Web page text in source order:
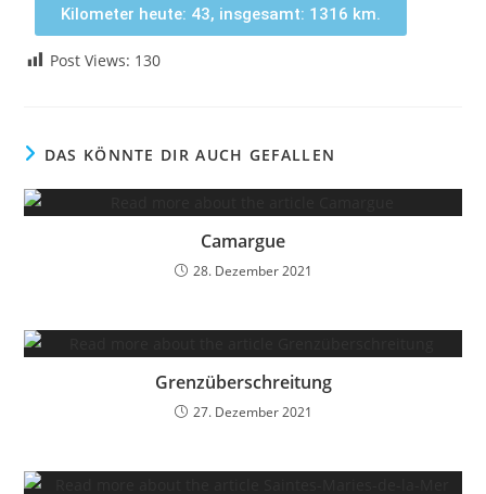
Kilometer heute: 43, insgesamt: 1316 km.
Post Views: 130
DAS KÖNNTE DIR AUCH GEFALLEN
Camargue
28. Dezember 2021
Grenzüberschreitung
27. Dezember 2021